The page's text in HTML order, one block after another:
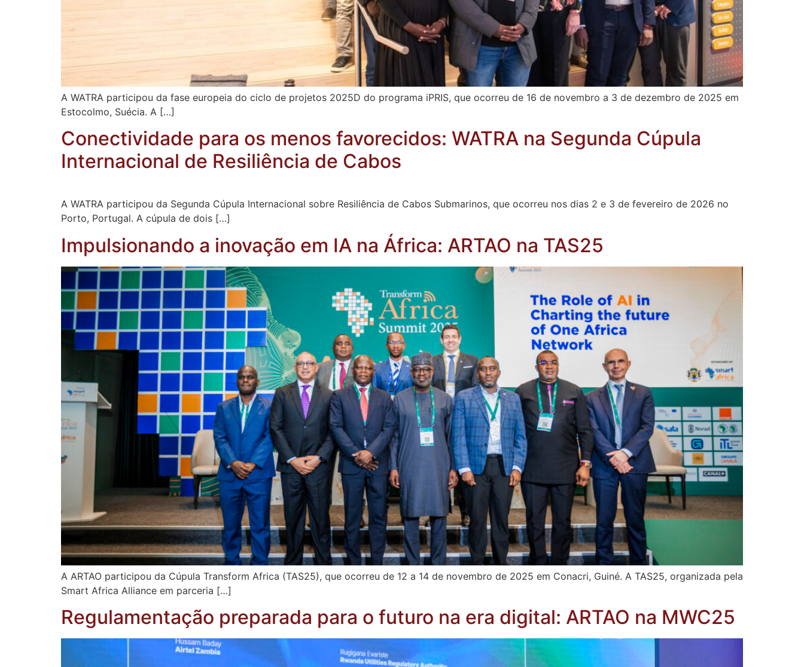
A WATRA participou da fase europeia do ciclo de projetos 2025D do programa iPRIS, que ocorreu de 16 de novembro a 3 de dezembro de 2025 em
Estocolmo, Suécia. A […]
Conectividade para os menos favorecidos: WATRA na Segunda Cúpula
Internacional de Resiliência de Cabos
A WATRA participou da Segunda Cúpula Internacional sobre Resiliência de Cabos Submarinos, que ocorreu nos dias 2 e 3 de fevereiro de 2026 no
Porto, Portugal. A cúpula de dois […]
Impulsionando a inovação em IA na África: ARTAO na TAS25
A ARTAO participou da Cúpula Transform Africa (TAS25), que ocorreu de 12 a 14 de novembro de 2025 em Conacri, Guiné. A TAS25, organizada pela
Smart Africa Alliance em parceria […]
Regulamentação preparada para o futuro na era digital: ARTAO na MWC25